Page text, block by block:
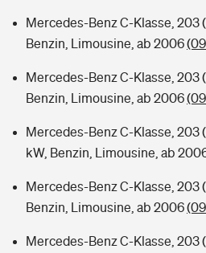
Mercedes-Benz C-Klasse, 203
Benzin, Limousine, ab 2006
Mercedes-Benz C-Klasse, 203
Benzin, Limousine, ab 2006
Mercedes-Benz C-Klasse, 203
kW, Benzin, Limousine, ab
Mercedes-Benz C-Klasse, 203
Benzin, Limousine, ab 2006
Mercedes-Benz C-Klasse, 203